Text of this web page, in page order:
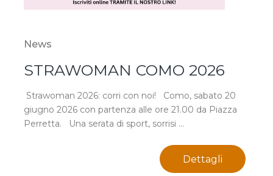
News
STRAWOMAN COMO 2026
Strawoman 2026: corri con noi! Como, sabato 20
giugno 2026 con partenza alle ore 21.00 da Piazza
Perretta. Una serata di sport, sorrisi ...
Dettagli